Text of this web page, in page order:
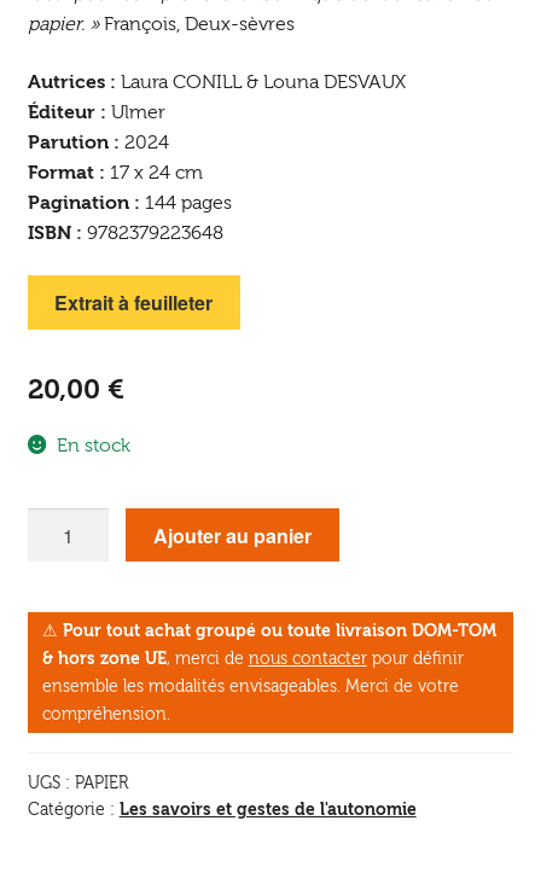
papier. »François, Deux-sèvres
Autrices : Laura CONILL & Louna DESVAUX
Éditeur : Ulmer
Parution : 2024
Format : 17 x 24 cm
Pagination : 144 pages
ISBN : 9782379223648
Extrait à feuilleter
20,00 €
En stock
son
papier
Ajouter au panier
⚠ Pour tout achat groupé ou toute livraison DOM-TOM
& hors zone UE, merci de nous contacterpour définir
ensemble les modalités envisageables. Merci de votre
compréhension.
UGS : PAPIER
Catégorie : Les savoirs et gestes de l'autonomie